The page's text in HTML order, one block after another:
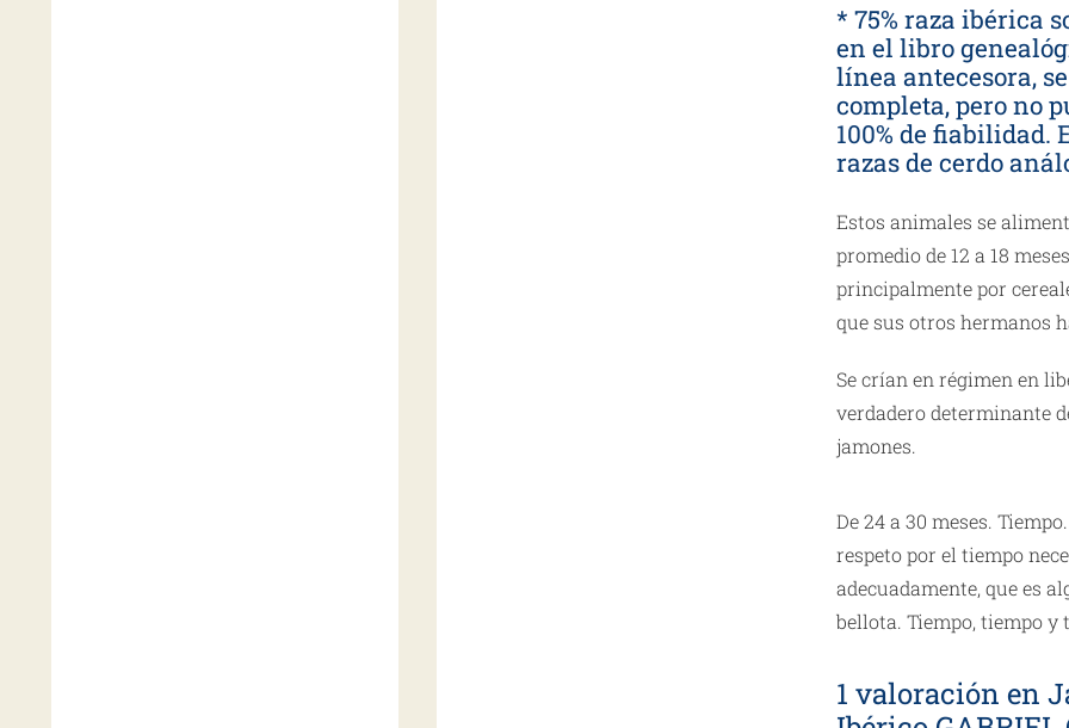
* 75% raza ibérica
en el libro
línea antecesora,
completa, pero no
100% de fiabilidad.
razas de cerdo
Estos animales se
promedio de 12 a 18
principalmente por
que sus otros hermanos
Se crían en régimen en
verdadero determinante
jamones.
De 24 a 30 meses.
respeto por el tiempo
adecuadamente, que es
bellota. Tiempo, tiempo y
1 valoración en